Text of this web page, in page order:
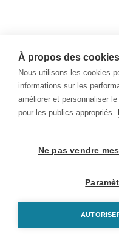
À propos des
Nous utilisons les cookies
informations sur les
améliorer et personnaliser
pour les publics appropriés.
Ne pas vendre